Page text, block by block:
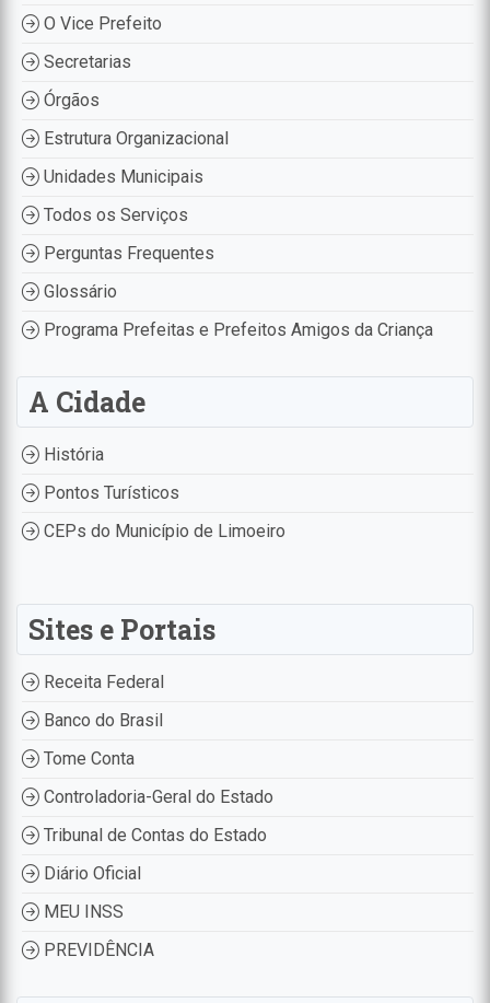
O Vice Prefeito
Secretarias
Órgãos
Estrutura Organizacional
Unidades Municipais
Todos os Serviços
Perguntas Frequentes
Glossário
Programa Prefeitas e Prefeitos Amigos da Criança
A Cidade
História
Pontos Turísticos
CEPs do Município de Limoeiro
Sites e Portais
Receita Federal
Banco do Brasil
Tome Conta
Controladoria-Geral do Estado
Tribunal de Contas do Estado
Diário Oficial
MEU INSS
PREVIDÊNCIA